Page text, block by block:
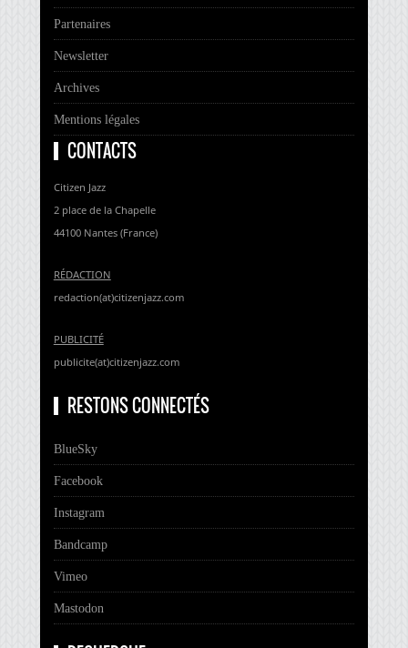
Partenaires
Newsletter
Archives
Mentions légales
CONTACTS
Citizen Jazz
2 place de la Chapelle
44100 Nantes (France)
RÉDACTION
redaction(at)citizenjazz.com
PUBLICITÉ
publicite(at)citizenjazz.com
RESTONS CONNECTÉS
BlueSky
Facebook
Instagram
Bandcamp
Vimeo
Mastodon